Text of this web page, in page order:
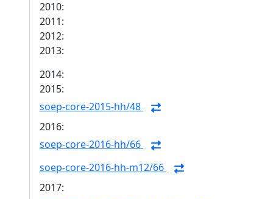
2010:
2011:
2012:
2013:
2014:
2015:
soep-core-2015-hh/48
2016:
soep-core-2016-hh/66
soep-core-2016-hh-m12/66
2017: